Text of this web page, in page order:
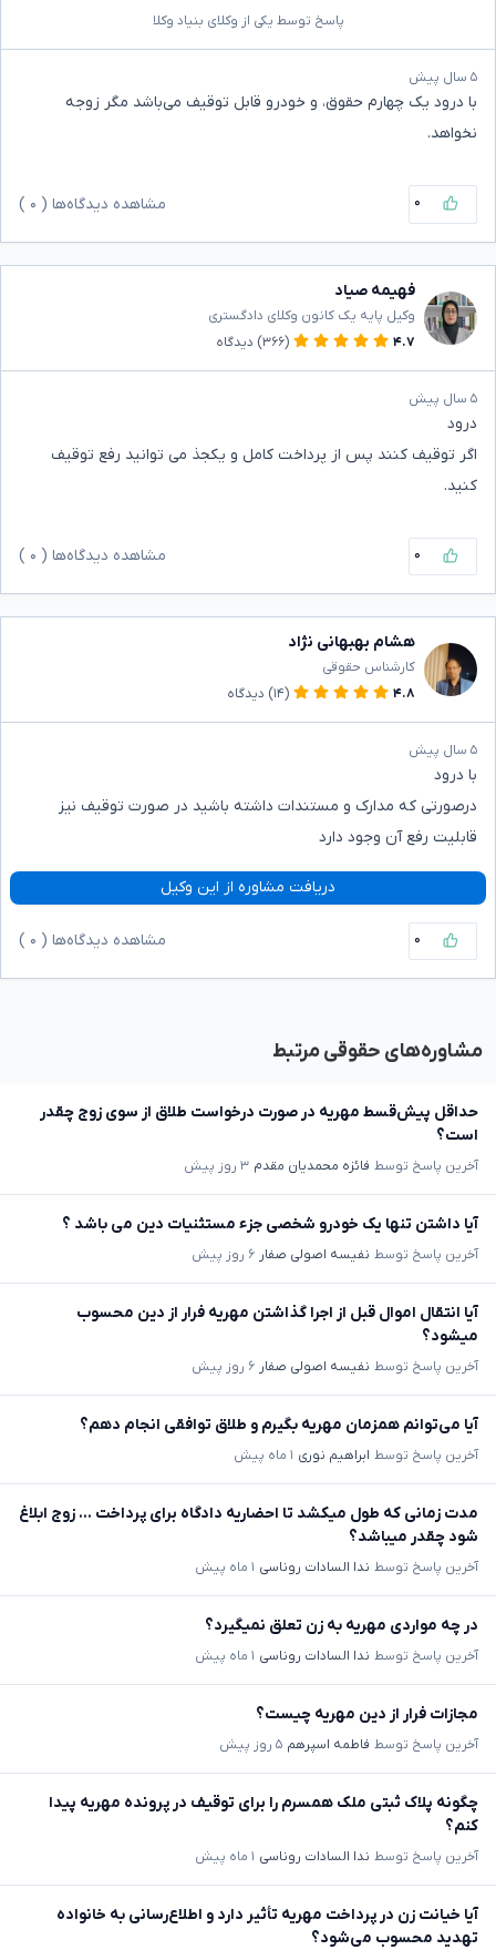
پاسخ توسط یکی از وکلای بنیاد وکلا
۵ سال پیش
با درود یک چهارم حقوق، و خودرو قابل توقیف می‌باشد مگر زوجه
نخواهد.
۰ مشاهده دیدگاه‌ها ( ۰
فهیمه صیاد
وکیل پایه یک کانون وکلای دادگستری
۴.۷
(۳۶۶) دیدگاه
۵ سال پیش
درود
اگر توقیف کنند پس از پرداخت کامل و یکجذ می توانید رفع توقیف
کنید.
۰ مشاهده دیدگاه‌ها ( ۰
هشام بهبهانی نژاد
کارشناس حقوقی
۴.۸
(۱۴) دیدگاه
۵ سال پیش
با درود
درصورتی که مدارک و مستندات داشته باشید در صورت توقیف نیز
قابلیت رفع آن وجود دارد
دریافت مشاوره از این وکیل
۰ مشاهده دیدگاه‌ها ( ۰
مشاوره‌های حقوقی مرتبط
حداقل پیش‌قسط مهریه در صورت درخواست طلاق از سوی زوج چقدر
است؟
آخرین پاسخ توسط فائزه محمدیان مقدم ۳ روز پیش
آیا داشتن تنها یک خودرو شخصی جزء مستثنیات دین می باشد ؟
آخرین پاسخ توسط نفیسه اصولی صفار ۶ روز پیش
آیا انتقال اموال قبل از اجرا گذاشتن مهریه فرار از دین محسوب
میشود؟
آخرین پاسخ توسط نفیسه اصولی صفار ۶ روز پیش
آیا می‌توانم همزمان مهریه بگیرم و طلاق توافقی انجام دهم؟
آخرین پاسخ توسط ابراهیم نوری ۱ ماه پیش
مدت زمانی که طول میکشد تا احضاریه دادگاه برای پرداخت ... زوج ابلاغ
شود چقدر میباشد؟
آخرین پاسخ توسط ندا السادات روناسی ۱ ماه پیش
در چه مواردی مهریه به زن تعلق نمیگیرد؟
آخرین پاسخ توسط ندا السادات روناسی ۱ ماه پیش
مجازات فرار از دین مهریه چیست؟
آخرین پاسخ توسط فاطمه اسپرهم ۵ روز پیش
چگونه پلاک ثبتی ملک همسرم را برای توقیف در پرونده مهریه پیدا
کنم؟
آخرین پاسخ توسط ندا السادات روناسی ۱ ماه پیش
آیا خیانت زن در پرداخت مهریه تأثیر دارد و اطلاع‌رسانی به خانواده
تهدید محسوب می‌شود؟